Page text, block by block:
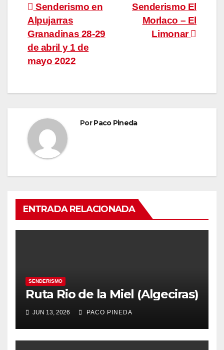
Navegación
de
entradas
Senderismo El
Morlaco – El
Limonar
Senderismo en
Alpujarras
Granadinas 28-29
de abril y 1 de
mayo 2022
PorPaco Pineda
ENTRADA RELACIONADA
SENDERISMO
Ruta Rio de la Miel (Algeciras)
JUN 13, 2026 PACO PINEDA